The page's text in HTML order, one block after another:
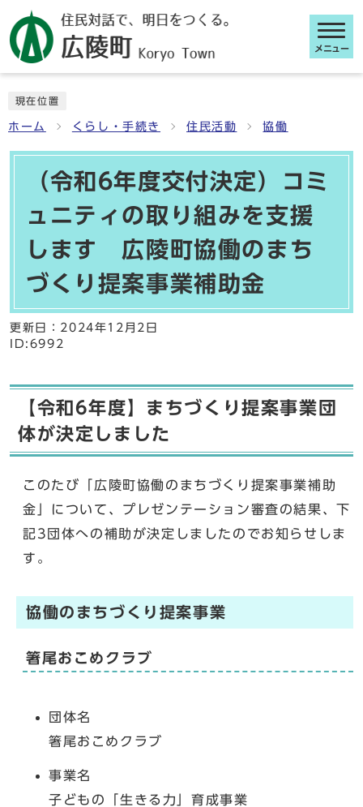
メニュー
現在位置
ホーム くらし・手続き 住民活動 協働
（令和6年度交付決定）コミ
ュニティの取り組みを支援
します 広陵町協働のまち
づくり提案事業補助金
更新日： 2024年12月2日
ID:6992
【令和6年度】まちづくり提案事業団
体が決定しました
このたび「広陵町協働のまちづくり提案事業補助
金」について、プレゼンテーション審査の結果、下
記3団体への補助が決定しましたのでお知らせしま
す。
協働のまちづくり提案事業
箸尾おこめクラブ
団体名
箸尾おこめクラブ
事業名
子どもの「生きる力」育成事業